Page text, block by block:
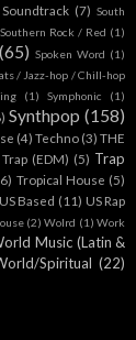
Soundtrack (7) South
Southern Rock / Red (1)
(65) Spoken Word (1)
/ Jazz-hop / Chill-hop
(1) Symphonic (1)
Synthpop (158)
(4) Techno (3) THE
Trap (EDM) (5) Trap
Tropical House (5)
US Based (11) US Rap
(2) Wolrd (1) Work
Music (Latin &
Spiritual (22)